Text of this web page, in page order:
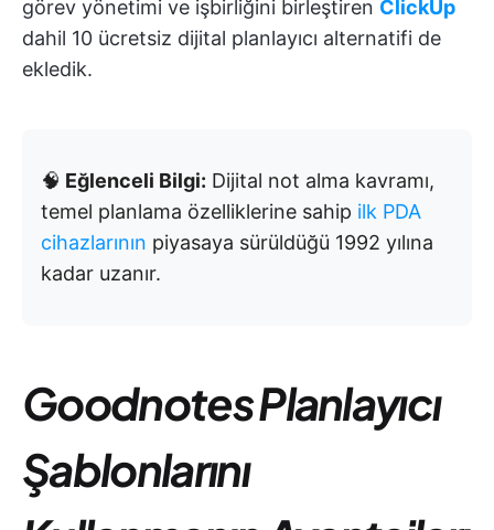
görev yönetimi ve işbirliğini birleştiren ClickUp
dahil 10 ücretsiz dijital planlayıcı alternatifi de
ekledik.
🧠 Eğlenceli Bilgi: Dijital not alma kavramı,
temel planlama özelliklerine sahip ilk PDA
cihazlarının piyasaya sürüldüğü 1992 yılına
kadar uzanır.
Goodnotes Planlayıcı
Şablonlarını